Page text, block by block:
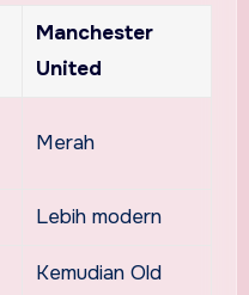
Manchester
United
Merah
Lebih modern
Kemudian Old